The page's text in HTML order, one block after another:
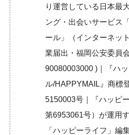
り運営している日本最
ング・出会いサービス
ール」（インターネッ
業届出・福岡公安委員
90080003000 )｜『ハ
ル/HAPPYMAIL』商標
5150003号｜『ハッピ
第6953061号）が運用
「ハッピーライフ」編